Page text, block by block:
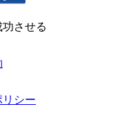
させる
リシー